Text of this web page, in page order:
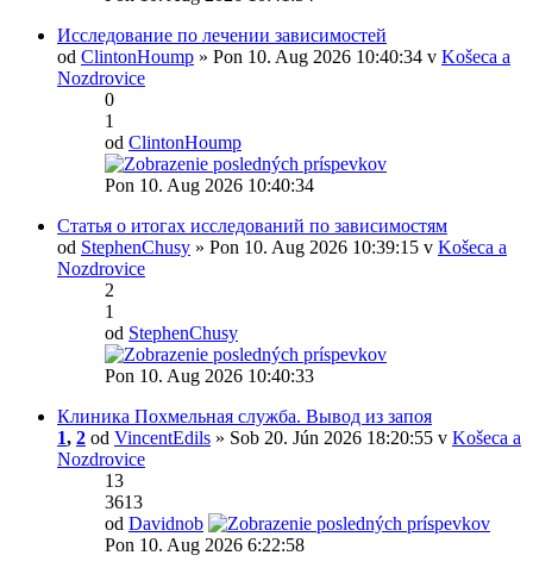
Исследование по лечении зависимостей
od ClintonHoump » Pon 10. Aug 2026 10:40:34 v Košeca a
Nozdrovice
0
1
od ClintonHoump
Pon 10. Aug 2026 10:40:34
Статья о итогах исследований по зависимостям
od StephenChusy » Pon 10. Aug 2026 10:39:15 v Košeca a
Nozdrovice
2
1
od StephenChusy
Pon 10. Aug 2026 10:40:33
Клиника Похмельная служба. Вывод из запоя
1, 2 od VincentEdils » Sob 20. Jún 2026 18:20:55 v Košeca a
Nozdrovice
13
3613
od Davidnob
Pon 10. Aug 2026 6:22:58